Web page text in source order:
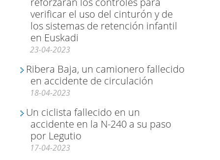
verificar el uso del cinturón y de
los sistemas de retención infantil
en Euskadi
23-04-2023
Ribera Baja, un camionero fallecido
en accidente de circulación
18-04-2023
Un ciclista fallecido en un
accidente en la N-240 a su paso
por Legutio
17-04-2023